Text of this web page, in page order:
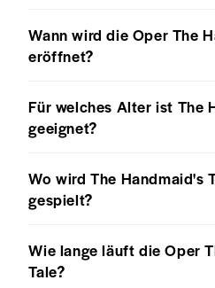
Wann wird die Oper The
eröffnet?
Für welches Alter ist The
geeignet?
Wo wird The Handmaid's
gespielt?
Wie lange läuft die Oper
Tale?